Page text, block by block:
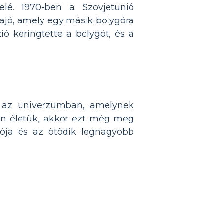
1970-ben a Szovjetunió
amely egy másik bolygóra
keringtette a bolygót, és a
univerzumban, amelynek
életük, akkor ezt még meg
és az ötödik legnagyobb